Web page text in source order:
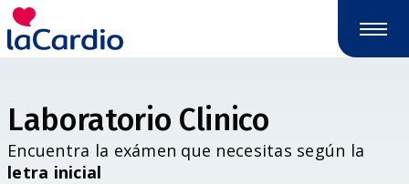
Laboratorio Clinico
Encuentra la exámen que necesitas según la
letra inicial